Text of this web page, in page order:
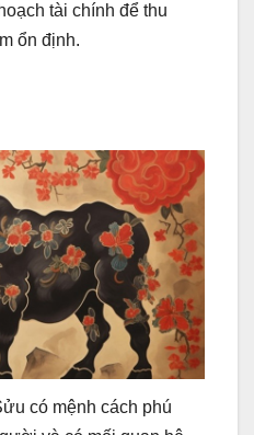
tài chính để thu
ổn định.
có mệnh cách phú